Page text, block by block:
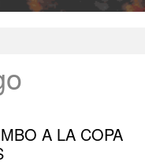
A LA COPA